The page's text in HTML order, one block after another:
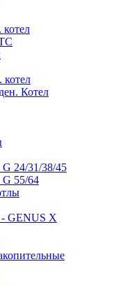
котел
котел
Котел
24/31/38/45
55/64
GENUS X